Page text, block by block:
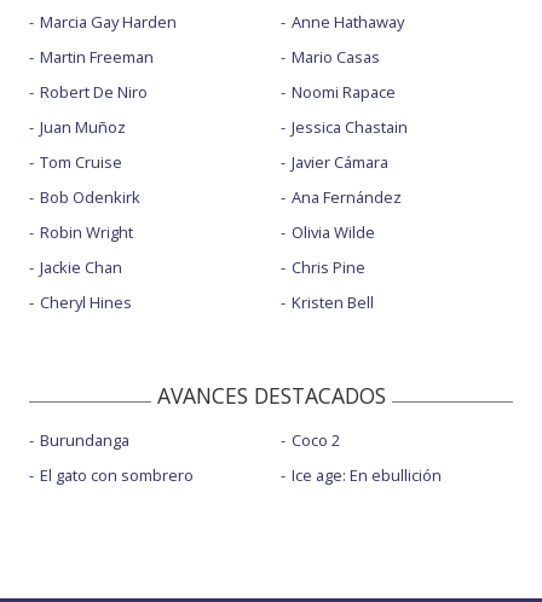
Marcia Gay Harden
Martin Freeman
Robert De Niro
Juan Muñoz
Tom Cruise
Bob Odenkirk
Robin Wright
Jackie Chan
Cheryl Hines
Anne Hathaway
Mario Casas
Noomi Rapace
Jessica Chastain
Javier Cámara
Ana Fernández
Olivia Wilde
Chris Pine
Kristen Bell
AVANCES DESTACADOS
Burundanga
El gato con sombrero
Coco 2
Ice age: En ebullición